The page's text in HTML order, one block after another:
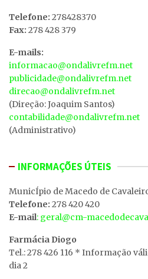
Telefone: 278428370
Fax: 278 428 379
E-mails:
informacao@ondalivrefm.net
publicidade@ondalivrefm.net
direcao@ondalivrefm.net
(Direção: Joaquim Santos)
contabilidade@ondalivrefm.net
(Administrativo)
INFORMAÇÕES ÚTEIS
MunicÍpio de Macedo de
Telefone: 278 420 420
E-mail: geral@cm-
Farmácia Diogo
Tel.: 278 426 116 * Informação
dia 2